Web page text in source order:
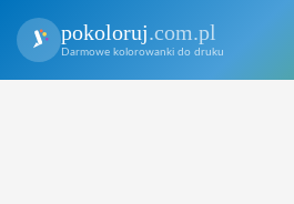
pokoloruj.com.pl
Darmowe kolorowanki do druku